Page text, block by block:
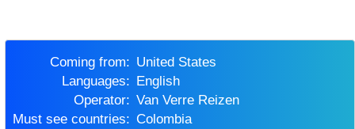
Coming from:
United States
Languages:
English
Operator:
Van Verre Reizen
Must see countries:
Colombia